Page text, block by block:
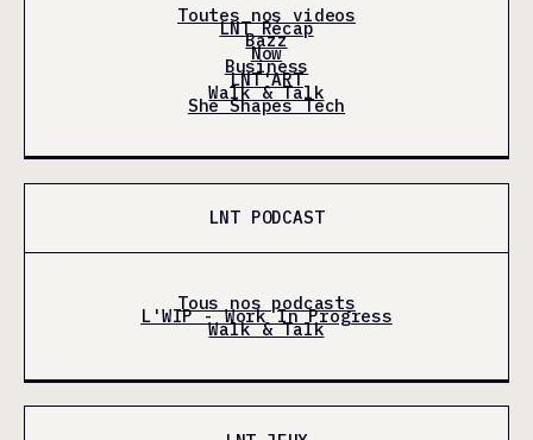
Toutes nos videos
LNT Récap
Bazz
Now
Business
LNT'ART
Walk & Talk
She Shapes Tech
LNT PODCAST
Tous nos podcasts
L'WIP - Work In Progress
Walk & Talk